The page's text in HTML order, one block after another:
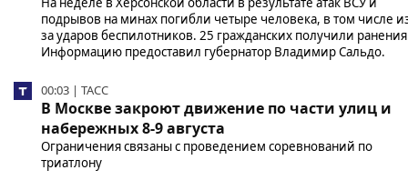
подрывов на минах погибли четыре человека, в том числе
за ударов беспилотников. 25 гражданских получили
Информацию предоставил губернатор Владимир Сальдо.
00:03 | ТАСС
В Москве закроют движение по части улиц и
набережных 8-9 августа
Ограничения связаны с проведением соревнований по
триатлону